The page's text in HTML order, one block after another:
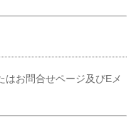
はお問合せページ及びEメ